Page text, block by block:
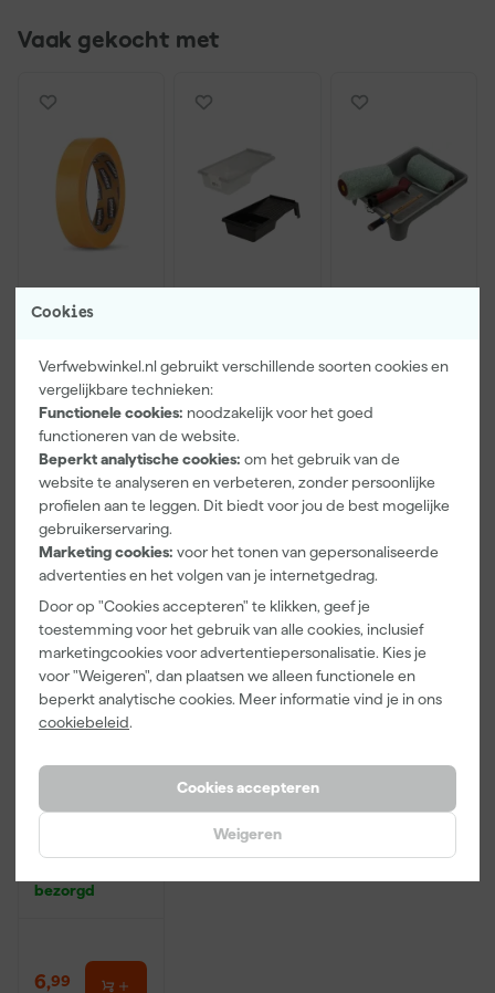
Cookies
Verfwebwinkel.nl gebruikt verschillende soorten cookies en
vergelijkbare technieken:
Functionele cookies: noodzakelijk voor het goed
functioneren van de website.
Beperkt analytische cookies: om het gebruik van de
website te analyseren en verbeteren, zonder persoonlijke
profielen aan te leggen. Dit biedt voor jou de best mogelijke
gebruikerservaring.
Marketing cookies: voor het tonen van gepersonaliseerde
advertenties en het volgen van je internetgedrag.
Door op "Cookies accepteren" te klikken, geef je
toestemming voor het gebruik van alle cookies, inclusief
marketingcookies voor advertentiepersonalisatie. Kies je
voor "Weigeren", dan plaatsen we alleen functionele en
beperkt analytische cookies. Meer informatie vind je in ons
cookiebeleid.
Cookies accepteren
Weigeren
Vaak gekocht met
Paintura
50mx24mm
Morgen
bezorgd
Adviesprijs 6,00
99
incl. BTW
10cm Roller -
15 x 32 cm + 5
inzetbakken
bezorgd
,99
6-delig
bezorgd
Adviesprijs
19 95
Onze Top 10
Ontvetter en
0,5L
bezorgd
6,99